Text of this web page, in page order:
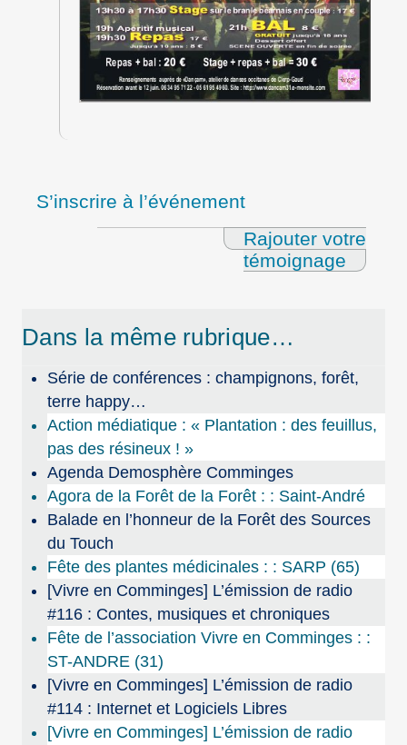
S’inscrire à l’événement
Rajouter votre
témoignage
Dans la même rubrique…
Série de conférences : champignons, forêt,
terre happy…
Action médiatique : « Plantation : des feuillus,
pas des résineux ! »
Agenda Demosphère Comminges
Agora de la Forêt de la Forêt : : Saint-André
Balade en l’honneur de la Forêt des Sources
du Touch
Fête des plantes médicinales : : SARP (65)
[Vivre en Comminges] L’émission de radio
#116 : Contes, musiques et chroniques
Fête de l’association Vivre en Comminges : :
ST-ANDRE (31)
[Vivre en Comminges] L’émission de radio
#114 : Internet et Logiciels Libres
[Vivre en Comminges] L’émission de radio